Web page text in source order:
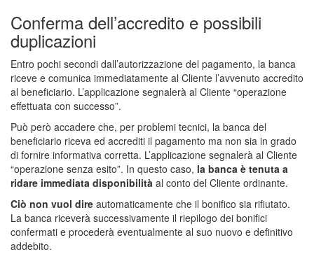
Conferma dell’accredito e possibili
duplicazioni
Entro pochi secondi dall’autorizzazione del pagamento, la banca
riceve e comunica immediatamente al Cliente l’avvenuto accredito
al beneficiario. L’applicazione segnalerà al Cliente “operazione
effettuata con successo”.
Può però accadere che, per problemi tecnici, la banca del
beneficiario riceva ed accrediti il pagamento ma non sia in grado
di fornire informativa corretta. L’applicazione segnalerà al Cliente
“operazione senza esito”. In questo caso, la banca è tenuta a
ridare immediata disponibilità al conto del Cliente ordinante.
Ciò non vuol dire automaticamente che il bonifico sia rifiutato.
La banca riceverà successivamente il riepilogo dei bonifici
confermati e procederà eventualmente al suo nuovo e definitivo
addebito.